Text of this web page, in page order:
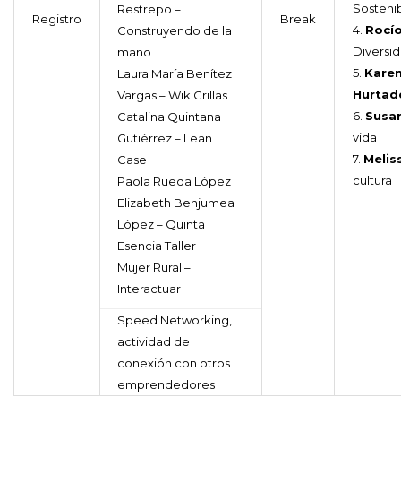
Registro Break
4.
5.
6.
vida
7.
cultura
Restrepo –
Construyendo de la
mano
Laura María Benítez
Vargas – WikiGrillas
Catalina Quintana
Gutiérrez – Lean
Case
Paola Rueda López
Elizabeth Benjumea
López – Quinta
Esencia Taller
Mujer Rural –
Interactuar
Speed Networking,
actividad de
conexión con otros
emprendedores